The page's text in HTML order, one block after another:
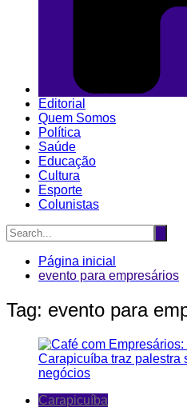
Editorial
Quem Somos
Política
Saúde
Educação
Cultura
Esporte
Colunistas
Página inicial
evento para empresários
Tag: evento para
Carapicuíba